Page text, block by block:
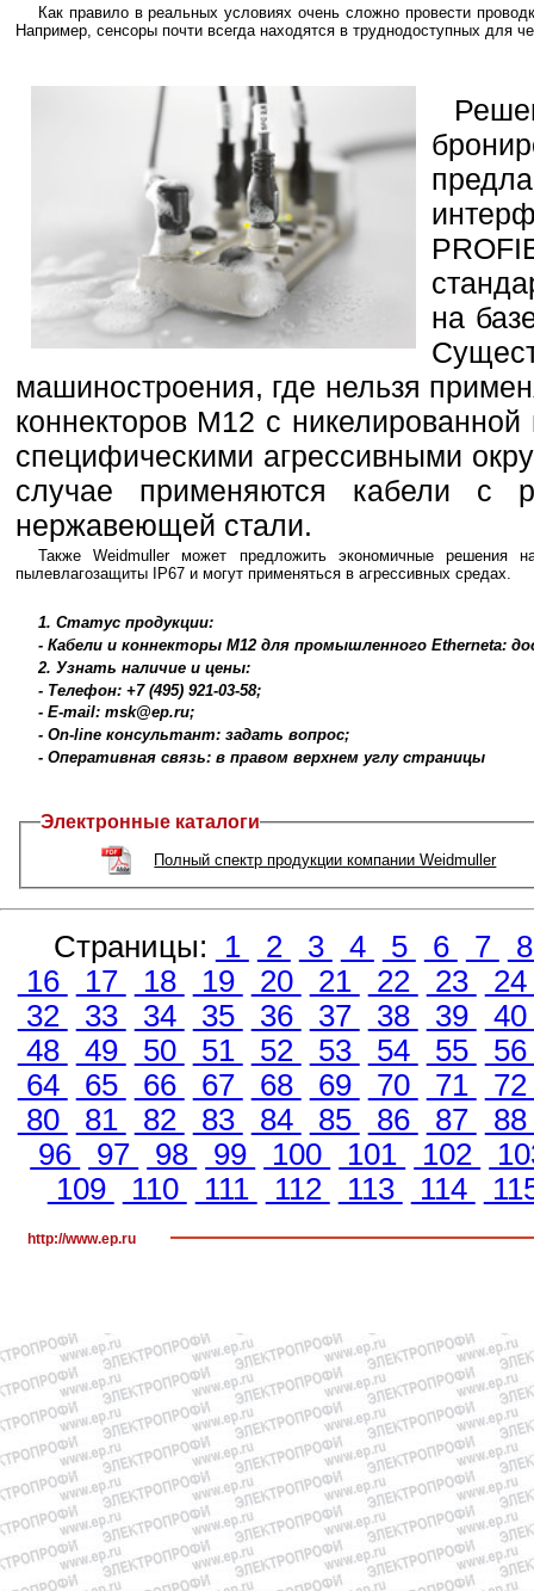
Как правило в реальных условиях очень сложно провести
Например, сенсоры почти всегда находятся в труднодоступных для
на
машиностроения, где нельзя
коннекторов М12 с
специфическими агрессивными
случае применяются кабели с
нержавеющей стали.
Также Weidmuller может предложить экономичные решения
пылевлагозащиты IP67 и могут применяться в агрессивных средах.
1. Статус продукции:
- Кабели и коннекторы M12 для промышленного Etherneta:
2. Узнать наличие и цены:
- Телефон: +7 (495) 921-03-58;
- E-mail: msk@ep.ru;
- On-line консультант: задать вопрос;
- Оперативная связь: в правом верхнем углу страницы
Электронные каталоги
Полный спектр продукции компании Weidmuller
Страницы: 1 2 3 4 5 6 7
16
17 18 19 20 21 22 23
24
32
33 34 35 36 37 38 39
40
48
49 50 51 52 53 54 55
56
64
65 66 67 68 69 70 71
72
80
81 82 83 84 85 86 87
88
96
97 98 99 100 101 102
109
110 111 112 113 114
http://www.ep.ru